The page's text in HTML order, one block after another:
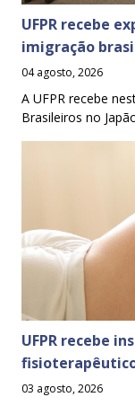
UFPR recebe
imigração
04 agosto, 2026
A UFPR recebe
Brasileiros no
UFPR recebe
03 agosto, 2026